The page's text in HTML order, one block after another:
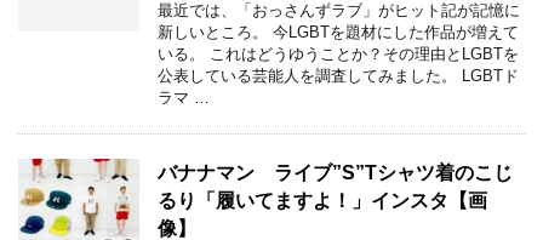
最近では、「おっさんずラブ」がヒット記が記憶に
新しいところ。 今LGBTを題材にした作品が増えて
いる。 これはどうゆうことか？その理由とLGBTを
公表している芸能人を調査してみました。 LGBTド
ラマ …
バナナマン ライブ”S”Tシャツ着のこじ
るり「履いてますよ！」インスタ【画
像】